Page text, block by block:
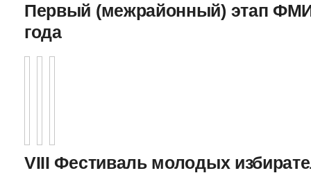
Первый (межрайонный) этап
года
VIII Фестиваль молодых